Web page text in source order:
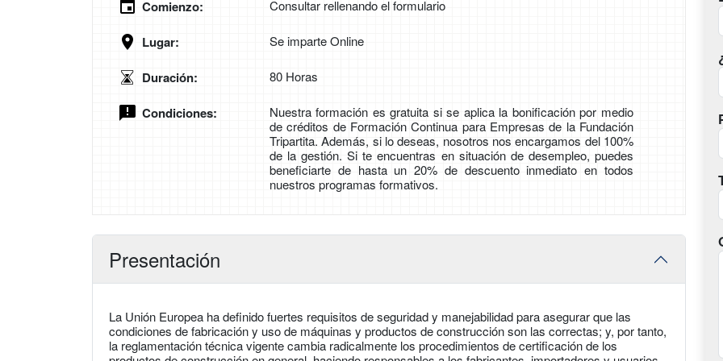
Comienzo: Consultar rellenando el formulario
Lugar: Se imparte Online
Duración: 80 Horas
Condiciones:
Nuestra formación es gratuita si se aplica la bonificación por medio
de créditos de Formación Continua para Empresas de la Fundación
Tripartita. Además, si lo deseas, nosotros nos encargamos del 100%
de la gestión. Si te encuentras en situación de desempleo, puedes
beneficiarte de hasta un 20% de descuento inmediato en todos
nuestros programas formativos.
Presentación
La Unión Europea ha definido fuertes requisitos de seguridad y manejabilidad para asegurar que las
condiciones de fabricación y uso de máquinas y productos de construcción son las correctas; y, por tanto,
la reglamentación técnica vigente cambia radicalmente los procedimientos de certificación de los